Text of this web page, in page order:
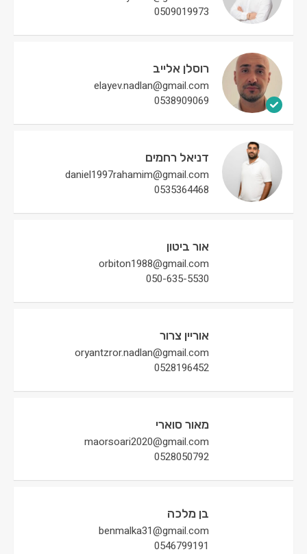
0509019973
רוסלן אלייב
elayev.nadlan@gmail.com
0538909069
דניאל רחמים
daniel1997rahamim@gmail.com
0535364468
אור ביטון
orbiton1988@gmail.com
050-635-5530
אוריין צרור
oryantzror.nadlan@gmail.com
0528196452
מאור סוארי
maorsoari2020@gmail.com
0528050792
בן מלכה
benmalka31@gmail.com
0546799191